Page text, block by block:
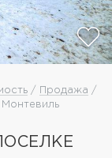
/ Продажа /